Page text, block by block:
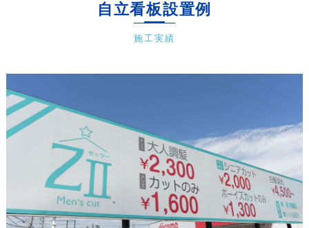
施工実績
自立看板設置例